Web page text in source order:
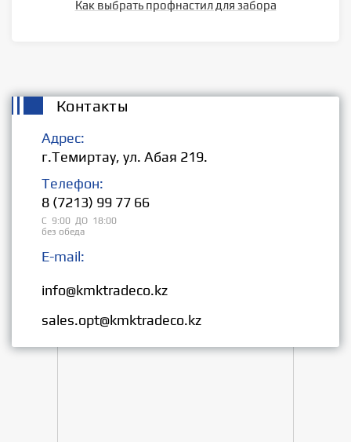
Как выбрать профнастил для забора
Контакты
Адрес:
г.Темиртау, ул. Абая 219.
Телефон:
8 (7213) 99 77 66
С 9:00 ДО 18:00
без обеда
E-mail:
info@kmktradeco.kz
sales.opt@kmktradeco.kz